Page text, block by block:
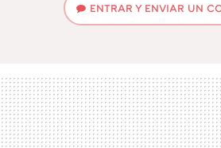
ENTRAR Y ENVIAR UN